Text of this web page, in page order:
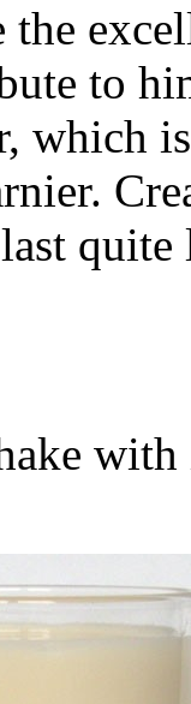
to
which